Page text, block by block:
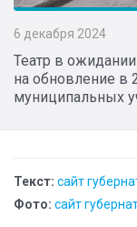
6 декабря 2024
Театр в
на обновление в
муниципальных
Текст: сайт
Фото: сайт